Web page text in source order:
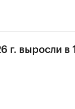
г. выросли в